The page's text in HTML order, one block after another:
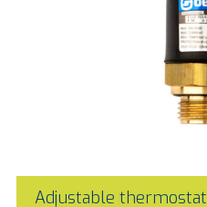
Adjustable thermostat